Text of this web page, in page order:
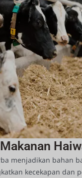
Makanan
menjadikan bahan
kecekapan dan